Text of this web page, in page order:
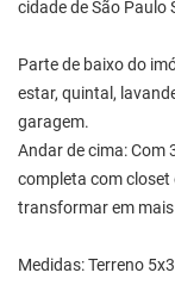
cidade de São Paulo
Parte de baixo do
estar, quintal,
garagem.
Andar de cima: Com
completa com closet
transformar em
Medidas: Terreno